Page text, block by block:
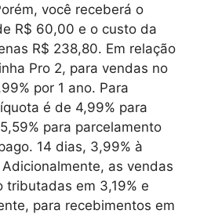
você receberá o
R$ 60,00 e o custo da
R$ 238,80. Em relação
Pro 2, para vendas no
por 1 ano. Para
é de 4,99% para
para parcelamento
14 dias, 3,99% à
as vendas
tributadas em 3,19% e
para recebimentos em